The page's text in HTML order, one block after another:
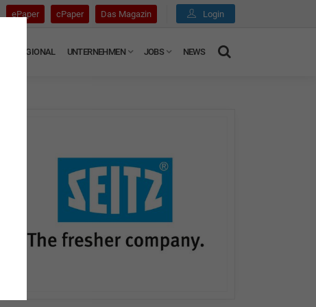
ePaper cPaper Das Magazin Login
REGIONAL UNTERNEHMEN JOBS NEWS